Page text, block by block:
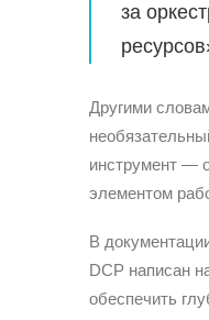
за
Другими
инструмент —
элементом
В
DCP написан
обеспечить